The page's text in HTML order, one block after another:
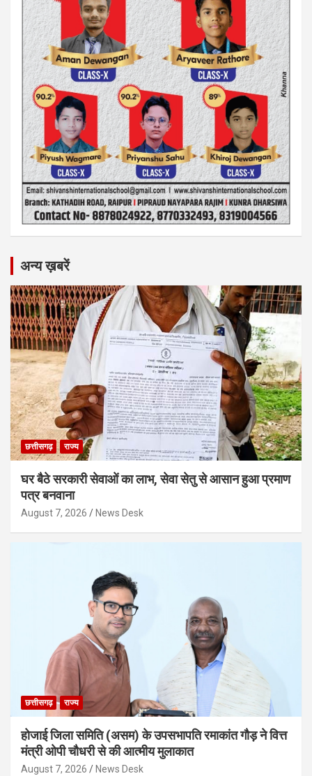
अन्य ख़बरें
छत्तीसगढ़ राज्य
घर बैठे सरकारी सेवाओं का लाभ, सेवा सेतु से आसान हुआ प्रमाण
पत्र बनवाना
August 7, 2026 News Desk
छत्तीसगढ़ राज्य
होजाई जिला समिति (असम) के उपसभापति रमाकांत गौड़ ने वित्त
मंत्री ओपी चौधरी से की आत्मीय मुलाकात
August 7, 2026 News Desk